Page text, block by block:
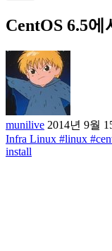
CentOS 6.5
munilive 2014년 9월
Infra Linux #linux
install